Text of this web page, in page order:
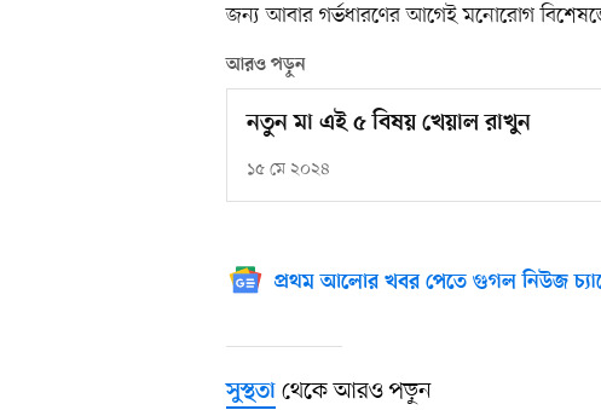
জন্য আবার গর্ভধারণের আগেই মনোরোগ
আরও পড়ুন
নতুন মা এই ৫ বিষয় খেয়াল রাখুন
১৫ মে ২০২৪
প্রথম আলোর খবর পেতে গুগল নিউজ
সুস্থতা থেকে আরও পড়ুন